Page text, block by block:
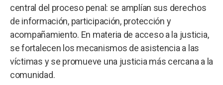
central del proceso penal: se amplían sus derechos
de información, participación, protección y
acompañamiento. En materia de acceso a la justicia,
se fortalecen los mecanismos de asistencia a las
víctimas y se promueve una justicia más cercana a la
comunidad.